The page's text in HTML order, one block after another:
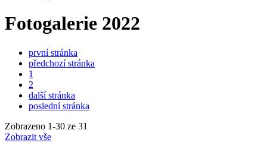
Fotogalerie 2022
první stránka
předchozí stránka
1
2
další stránka
poslední stránka
Zobrazeno 1-30 ze 31
Zobrazit vše